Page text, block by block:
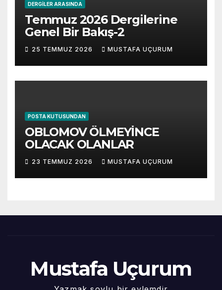
DERGILER ARASINDA
Temmuz 2026 Dergilerine
Genel Bir Bakış-2
25 TEMMUZ 2026 MUSTAFA UÇURUM
POSTA KUTUSUNDAN
OBLOMOV ÖLMEYİNCE
OLACAK OLANLAR
23 TEMMUZ 2026 MUSTAFA UÇURUM
Mustafa Uçurum